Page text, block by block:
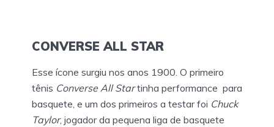
CONVERSE ALL STAR
Esse ícone surgiu nos anos 1900. O primeiro
tênis Converse All Startinha performance para
basquete, e um dos primeiros a testar foi Chuck
Taylor, jogador da pequena liga de basquete